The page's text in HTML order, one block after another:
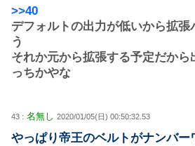
>>40
デフォルトの出力が低いから拡張
う
それか元から拡張する予定だから
っちかやな
43 : 名無し 2020/01/05(日) 00:50:32.53
やっぱり帝王のベルトがナンバー